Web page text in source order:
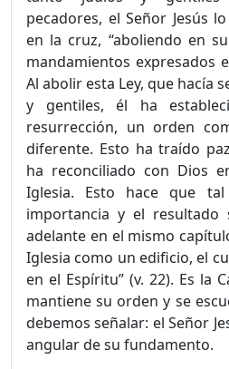
pecadores, el Señor Jesús
en la cruz, “aboliendo en
mandamientos expresados
Al abolir esta Ley, que hacía
y gentiles, él ha
resurrección, un orden
diferente. Esto ha traído
ha reconciliado con Dios
Iglesia. Esto hace que
importancia y el resultado
adelante en el mismo
Iglesia como un edificio, el
en el Espíritu” (v. 22). Es la
mantiene su orden y se
debemos señalar: el Señor
angular de su fundamento.